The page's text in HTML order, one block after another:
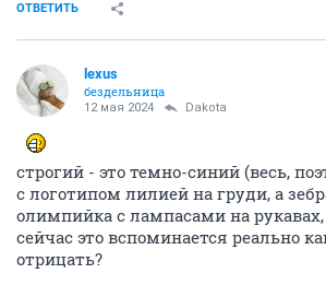
ОТВЕТИТЬ
lexus
бездельница
12 мая 2024 Dаkota
строгий - это темно-синий (весь,
с логотипом лилией на груди, а
олимпийка с лампасами на
сейчас это вспоминается реально
отрицать?